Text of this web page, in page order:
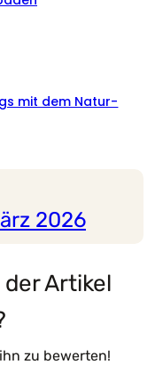
mit dem Natur-
2026
Artikel
zu bewerten!